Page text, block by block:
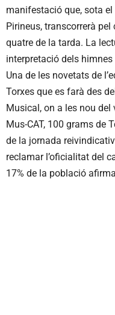
manifestació que, sota
Pirineus, transcorrerà
quatre de la tarda. La
interpretació dels
Una de les novetats de
Torxes que es farà des
Musical, on a les nou del
Mus-CAT, 100 grams de
de la jornada
reclamar l’oficialitat del
17% de la població